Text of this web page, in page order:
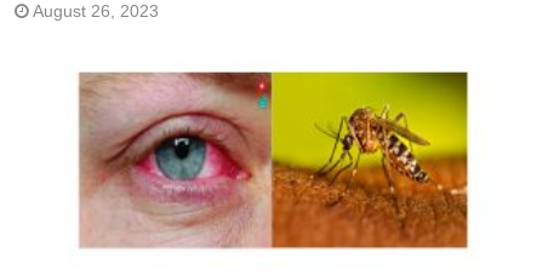
August 26, 2023